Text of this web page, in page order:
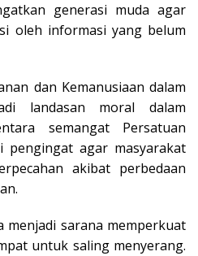
generasi muda agar
oleh informasi yang belum
dan Kemanusiaan dalam
landasan moral dalam
semangat Persatuan
pengingat agar masyarakat
akibat perbedaan
menjadi sarana memperkuat
untuk saling menyerang.